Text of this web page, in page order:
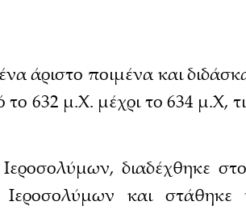
άριστο ποιμένα και
το 632 μ.Χ. μέχρι το 634
διαδέχθηκε
και στάθηκε